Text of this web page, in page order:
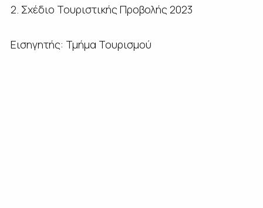
2. Σχέδιο Τουριστικής Προβολής 2023
Εισηγητής: Τμήμα Τουρισμού